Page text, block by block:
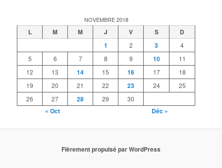
NOVEMBRE 2018
L M M J V S
D
1
2 3
4
5
6 7 8 9 10
11
12
13 14 15 16 17
18
19
20 21 22 23 24
25
26
27 28 29 30
« Oct Déc »
Fièrement propulsé par WordPress